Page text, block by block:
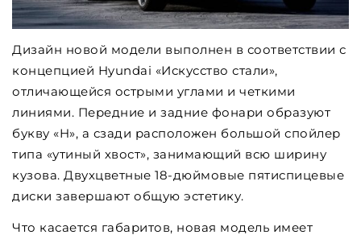
Дизайн новой модели выполнен в соответствии с
концепцией Hyundai «Искусство стали»,
отличающейся острыми углами и четкими
линиями. Передние и задние фонари образуют
букву «H», а сзади расположен большой спойлер
типа «утиный хвост», занимающий всю ширину
кузова. Двухцветные 18-дюймовые пятиспицевые
диски завершают общую эстетику.
Что касается габаритов, новая модель имеет